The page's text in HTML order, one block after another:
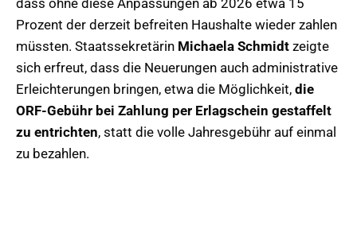
Prozent der derzeit befreiten Haushalte wieder zahlen
müssten. Staatssekretärin Michaela Schmidt zeigte
sich erfreut, dass die Neuerungen auch administrative
Erleichterungen bringen, etwa die Möglichkeit, die
ORF-Gebühr bei Zahlung per Erlagschein gestaffelt
zu entrichten, statt die volle Jahresgebühr auf einmal
zu bezahlen.